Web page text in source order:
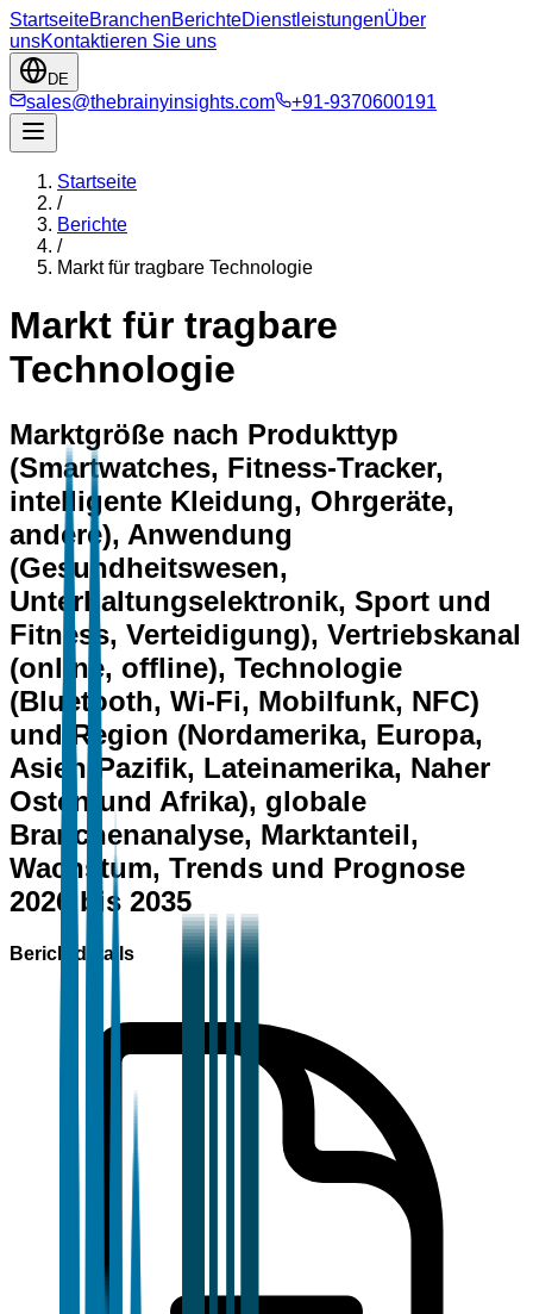
StartseiteBranchenBerichteDienstleistungenÜber
unsKontaktieren Sie uns
DE
sales@thebrainyinsights.com +91-9370600191
Startseite
/
Berichte
/
Markt für tragbare Technologie
Markt für tragbare
Technologie
Marktgröße nach Produkttyp
(Smartwatches, Fitness-Tracker,
intelligente Kleidung, Ohrgeräte,
andere), Anwendung
(Gesundheitswesen,
Unterhaltungselektronik, Sport und
Fitness, Verteidigung), Vertriebskanal
(online, offline), Technologie
(Bluetooth, Wi-Fi, Mobilfunk, NFC)
und Region (Nordamerika, Europa,
Asien-Pazifik, Lateinamerika, Naher
Osten und Afrika), globale
Branchenanalyse, Marktanteil,
Wachstum, Trends und Prognose
2026 bis 2035
Berichtdetails